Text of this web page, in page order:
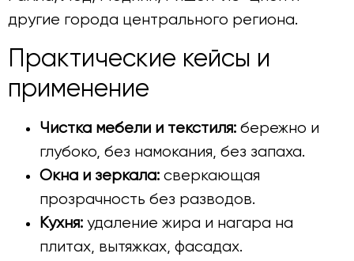
другие города центрального региона.
Практические кейсы и
применение
Чистка мебели и текстиля: бережно и
глубоко, без намокания, без запаха.
Окна и зеркала: сверкающая
прозрачность без разводов.
Кухня: удаление жира и нагара на
плитах, вытяжках, фасадах.